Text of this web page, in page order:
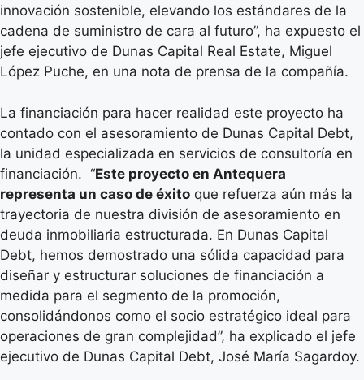
innovación sostenible, elevando los estándares de la
cadena de suministro de cara al futuro”, ha expuesto el
jefe ejecutivo de Dunas Capital Real Estate, Miguel
López Puche, en una nota de prensa de la compañía.
La financiación para hacer realidad este proyecto ha
contado con el asesoramiento de Dunas Capital Debt,
la unidad especializada en servicios de consultoría en
financiación. “Este proyecto en Antequera
representa un caso de éxito que refuerza aún más la
trayectoria de nuestra división de asesoramiento en
deuda inmobiliaria estructurada. En Dunas Capital
Debt, hemos demostrado una sólida capacidad para
diseñar y estructurar soluciones de financiación a
medida para el segmento de la promoción,
consolidándonos como el socio estratégico ideal para
operaciones de gran complejidad”, ha explicado el jefe
ejecutivo de Dunas Capital Debt, José María Sagardoy.